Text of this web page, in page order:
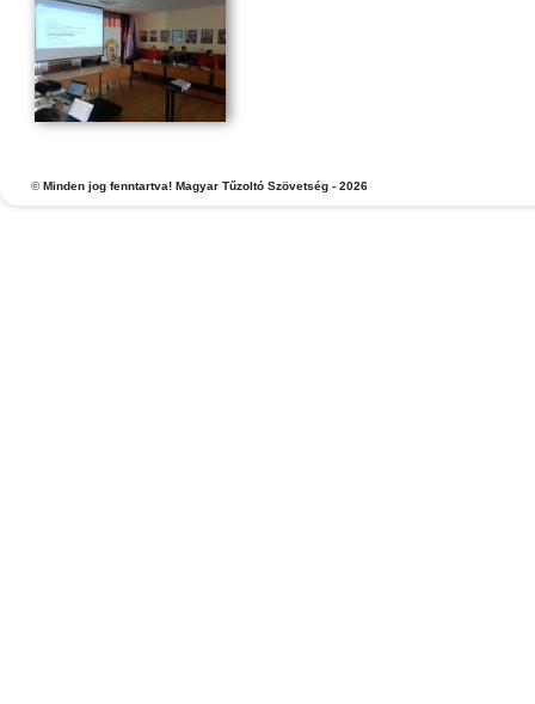
©Minden jog fenntartva! Magyar Tűzoltó Szövetség - 2026